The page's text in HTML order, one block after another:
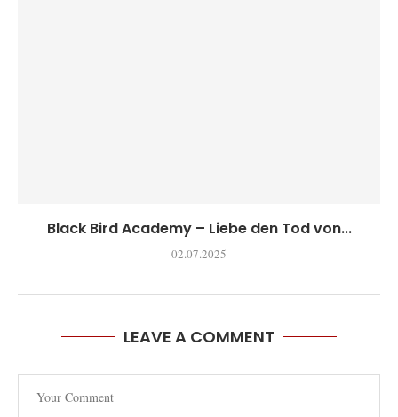
Black Bird Academy – Liebe den Tod von...
02.07.2025
LEAVE A COMMENT